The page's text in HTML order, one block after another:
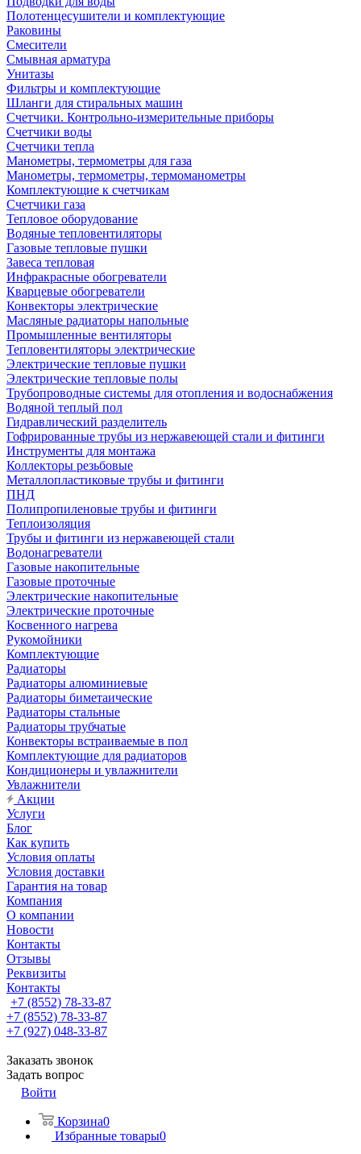
Полотенцесушители и комплектующие
Раковины
Смесители
Смывная арматура
Унитазы
Фильтры и комплектующие
Шланги для стиральных машин
Счетчики. Контрольно-измерительные приборы
Счетчики воды
Счетчики тепла
Манометры, термометры для газа
Манометры, термометры, термоманометры
Комплектующие к счетчикам
Счетчики газа
Тепловое оборудование
Водяные тепловентиляторы
Газовые тепловые пушки
Завеса тепловая
Инфракрасные обогреватели
Кварцевые обогреватели
Конвекторы электрические
Масляные радиаторы напольные
Промышленные вентиляторы
Тепловентиляторы электрические
Электрические тепловые пушки
Электрические тепловые полы
Трубопроводные системы для отопления и водоснабжения
Водяной теплый пол
Гидравлический разделитель
Гофрированные трубы из нержавеющей стали и фитинги
Инструменты для монтажа
Коллекторы резьбовые
Металлопластиковые трубы и фитинги
ПНД
Полипропиленовые трубы и фитинги
Теплоизоляция
Трубы и фитинги из нержавеющей стали
Водонагреватели
Газовые накопительные
Газовые проточные
Электрические накопительные
Электрические проточные
Косвенного нагрева
Рукомойники
Комплектующие
Радиаторы
Радиаторы алюминиевые
Радиаторы биметаические
Радиаторы стальные
Радиаторы трубчатые
Конвекторы встраиваемые в пол
Комплектующие для радиаторов
Кондиционеры и увлажнители
Увлажнители
Акции
Услуги
Блог
Как купить
Условия оплаты
Условия доставки
Гарантия на товар
Компания
О компании
Новости
Контакты
Отзывы
Реквизиты
Контакты
+7 (8552) 78-33-87
+7 (8552) 78-33-87
+7 (927) 048-33-87
Заказать звонок
Задать вопрос
Войти
Корзина0
Избранные товары0